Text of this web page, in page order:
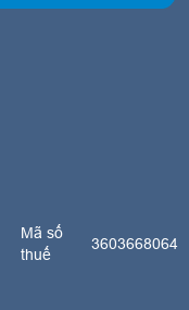
Mã số
thuế
3603668064